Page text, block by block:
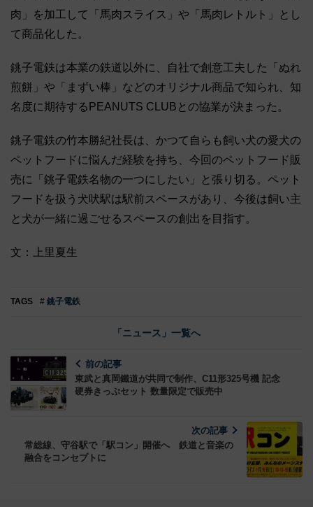
肉」を加工して「馬肉スライス」や「馬肉レトルト」とし
て商品化した。
銚子電鉄は本業の鉄道以外に、自社で創意工夫した「ぬれ
煎餅」や「まずい棒」などのオリジナル商品で知られ、知
名度に期待するPEANUTS CLUBとの協業が決まった。
銚子電鉄の竹本勝紀社長は、かつて自らも飼い犬の愛犬の
ペットフードに悩んだ経験を持ち、今回のペットフード販
売に「銚子電鉄名物の一つにしたい」と張り切る。ペット
フードを扱う犬吠駅は駅前スペースがあり、今後は飼い主
と犬が一緒に過ごせるスペースの創出を目指す。
文：上里夏生
TAGS # 銚子電鉄
「ニュース」一覧へ
前の記事
東武と真岡鐵道が共同で制作、C11形325号機 記念
硬券きっぷセット 数量限定で販売中
次の記事
常総線、守谷駅で「駅コン」開催へ 鉄道と音楽の
融合をコンセプトに